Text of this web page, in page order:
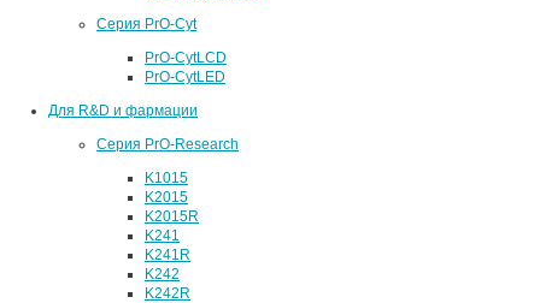
Серия PrO-Cyt
PrO-CytLCD
PrO-CytLED
Для R&D и фармации
Серия PrO-Research
K1015
K2015
K2015R
K241
K241R
K242
K242R